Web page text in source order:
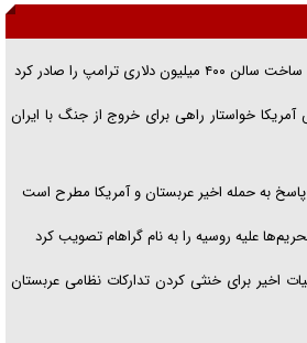
جنگ رمضان/ خواهرم فرمانده جهادی و
ترامپ را صادر کرد
خواستار راهی برای خروج از جنگ با ایران
پاسخ به حمله اخیر عربستان و آمریکا مطرح است
علیه روسیه را به نام گراهام تصویب کرد
اخیر برای خنثی کردن تدارکات نظامی عربستان